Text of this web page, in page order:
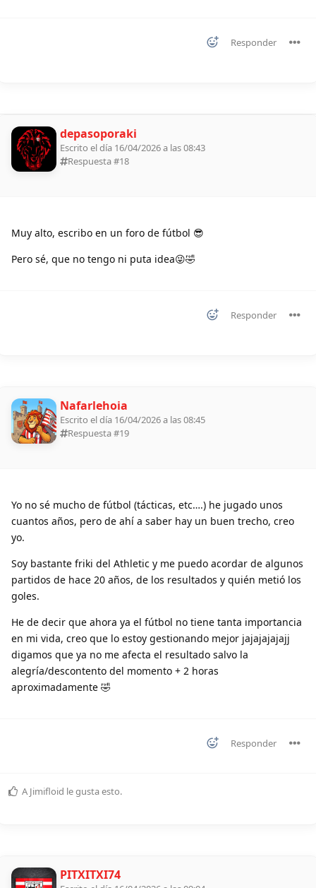
Responder
depasoporaki
Escrito el día 16/04/2026 a las 08:43
Respuesta #18
Muy alto, escribo en un foro de fútbol 😎
Pero sé, que no tengo ni puta idea😜🤣
Responder
Nafarlehoia
Escrito el día 16/04/2026 a las 08:45
Respuesta #19
Yo no sé mucho de fútbol (tácticas, etc….) he jugado unos
cuantos años, pero de ahí a saber hay un buen trecho, creo
yo.
Soy bastante friki del Athletic y me puedo acordar de algunos
partidos de hace 20 años, de los resultados y quién metió los
goles.
He de decir que ahora ya el fútbol no tiene tanta importancia
en mi vida, creo que lo estoy gestionando mejor jajajajajajj
digamos que ya no me afecta el resultado salvo la
alegría/descontento del momento + 2 horas
aproximadamente 🤣
Responder
A Jimifloid le gusta esto.
PITXITXI74